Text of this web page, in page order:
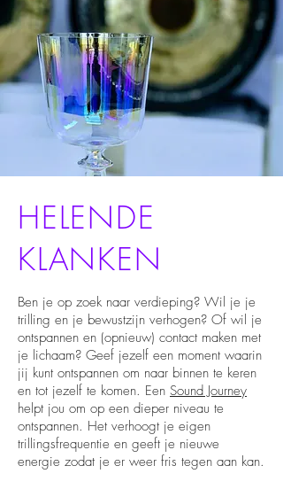
HELENDE
KLANKEN
Ben je op zoek naar verdieping? Wil je je
trilling en je bewustzijn verhogen? Of wil je
ontspannen en (opnieuw) contact maken met
je lichaam? Geef jezelf een moment waarin
jij kunt ontspannen om naar binnen te keren
en tot jezelf te komen. Een Sound Journey
helpt jou om op een dieper niveau te
ontspannen. Het verhoogt je eigen
trillingsfrequentie en geeft je nieuwe
energie zodat je er weer fris tegen aan kan.